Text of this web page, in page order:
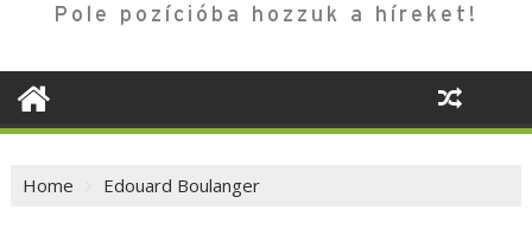
Pole pozícióba hozzuk a híreket!
Home Edouard Boulanger